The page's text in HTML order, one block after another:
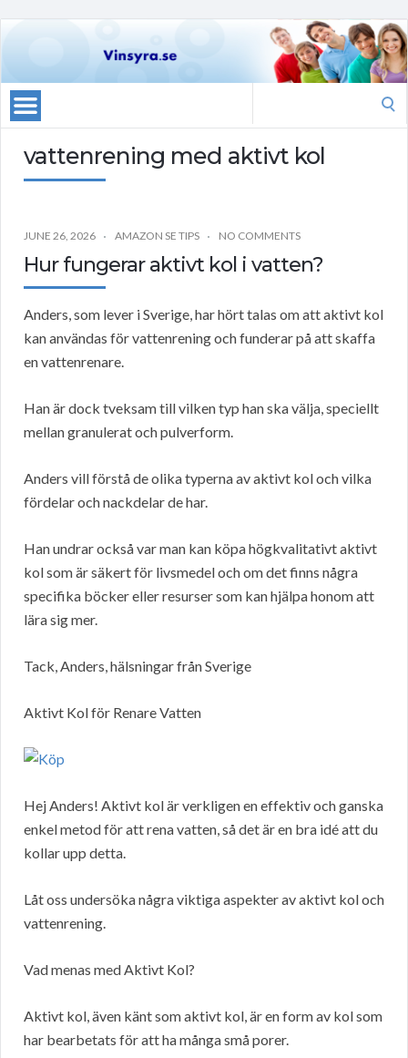
vattenrening med aktivt kol
JUNE 26, 2026 AMAZON SE TIPS NO COMMENTS
Hur fungerar aktivt kol i vatten?
Anders, som lever i Sverige, har hört talas om att aktivt kol
kan användas för vattenrening och funderar på att skaffa
en vattenrenare.
Han är dock tveksam till vilken typ han ska välja, speciellt
mellan granulerat och pulverform.
Anders vill förstå de olika typerna av aktivt kol och vilka
fördelar och nackdelar de har.
Han undrar också var man kan köpa högkvalitativt aktivt
kol som är säkert för livsmedel och om det finns några
specifika böcker eller resurser som kan hjälpa honom att
lära sig mer.
Tack, Anders, hälsningar från Sverige
Aktivt Kol för Renare Vatten
Hej Anders! Aktivt kol är verkligen en effektiv och ganska
enkel metod för att rena vatten, så det är en bra idé att du
kollar upp detta.
Låt oss undersöka några viktiga aspekter av aktivt kol och
vattenrening.
Vad menas med Aktivt Kol?
Aktivt kol, även känt som aktivt kol, är en form av kol som
har bearbetats för att ha många små porer.